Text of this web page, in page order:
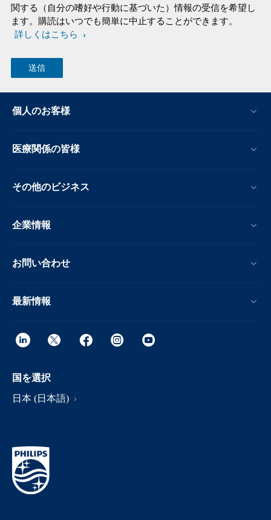
関する（自分の嗜好や行動に基づいた）情報の受信を希望し
ます。購読はいつでも簡単に中止することができます。
詳しくはこちら
個人のお客様
医療関係の皆様
その他のビジネス
企業情報
お問い合わせ
最新情報
国を選択
日本 (日本語)